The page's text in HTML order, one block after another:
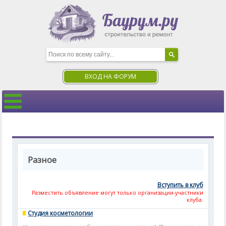
ВХОД НА ФОРУМ
Разное
Вступить в клуб
Разместить объявление могут только организации-участники
клуба.
Студия косметологии